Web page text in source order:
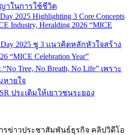
าในการใช้ชีวิต
2025 Highlighting 3 Core Concepts
Industry, Heralding 2026 “MICE
2025 ชู 3 แนวคิดหลักหัวใจสร้าง
“MICE Celebration Year”
“No Tree, No Breath, No Life” เพราะ
ายใจ
ประเดิมให้เยาวชนระยอง
การข่าวประชาสัมพันธ์ธุรกิจ คลิปวิดีโอ